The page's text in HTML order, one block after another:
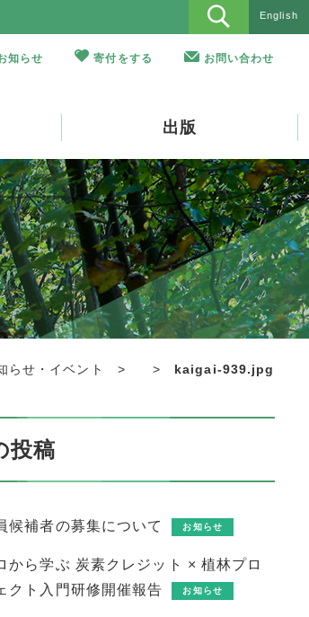
English
知らせ 寄付をする お問い合わせ
出版
らせ・イベント > > kaigai-939.jpg
投稿
候補者の募集について お知らせ
から学ぶ 炭素クレジット × 植林プロ
クト入門研修開催報告
お知らせ